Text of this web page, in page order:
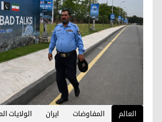
العالم المفاوضات ايران الولايات